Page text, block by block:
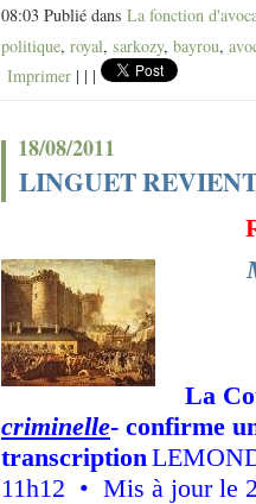
08:03 Publié dans La fonction
politique, royal, sarkozy, bayrou,
Imprimer | | |
18/08/2011
LINGUET
La
criminelle- confirme
transcription
11h12 • Mis à jour le